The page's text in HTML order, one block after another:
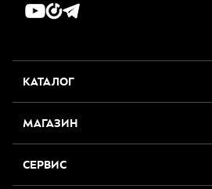
КАТАЛОГ
МАГАЗИН
СЕРВИС